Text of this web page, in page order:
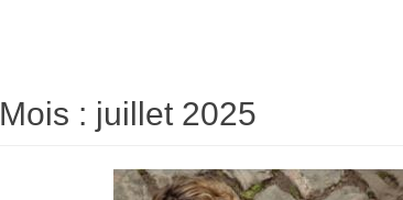
Mois : juillet 2025